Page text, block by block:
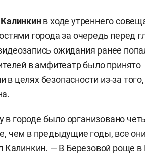
в ходе утреннего
города за очередь перед
ожидания ранее
в амфитеатр было принято
целях безопасности из-за
в городе было организовано
чем в предыдущие годы, все
Калинкин. — В Березовой роще